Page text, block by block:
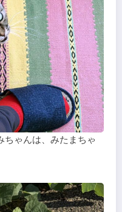
ちゃんは、みたまちゃ